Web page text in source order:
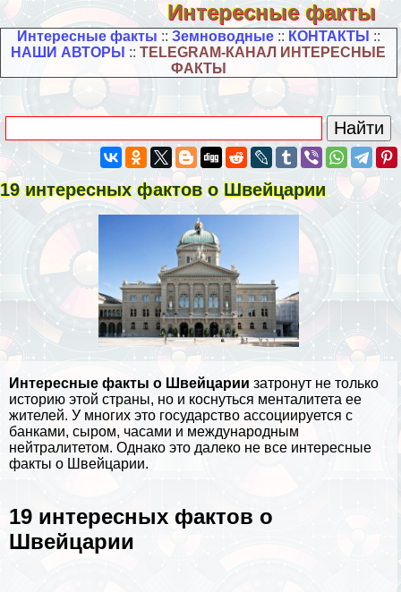
Интересные факты
Интересные факты :: Земноводные:: КОНТАКТЫ ::
НАШИ АВТОРЫ ::TELEGRAM-КАНАЛ ИНТЕРЕСНЫЕ
ФАКТЫ
19 интересных фактов о Швейцарии
Интересные факты о Швейцарии затронут не только
историю этой страны, но и коснуться менталитета ее
жителей. У многих это государство ассоциируется с
банками, сыром, часами и международным
нейтралитетом. Однако это далеко не все интересные
факты о Швейцарии.
19 интересных фактов о
Швейцарии